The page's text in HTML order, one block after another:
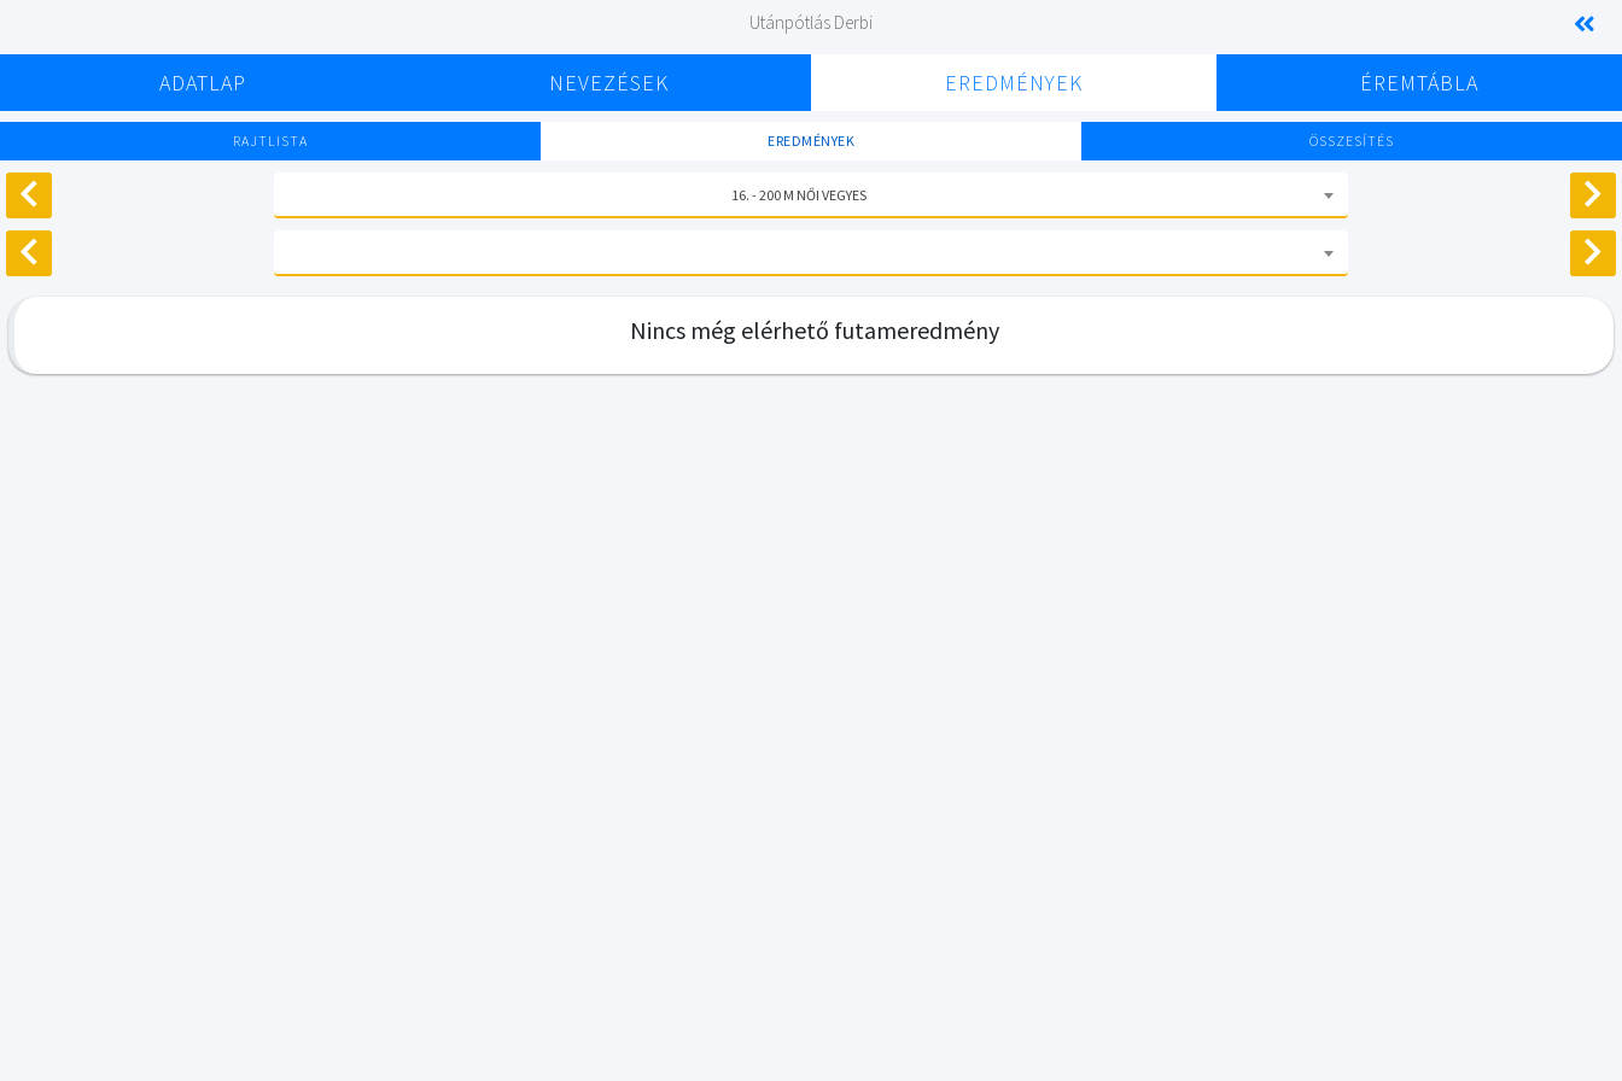
Utánpótlás Derbi
ADATLAP NEVEZÉSEK EREDMÉNYEK ÉREMTÁBLA
RAJTLISTA EREDMÉNYEK ÖSSZESÍTÉS
16. - 200 M NŐI VEGYES
Nincs még elérhető futameredmény